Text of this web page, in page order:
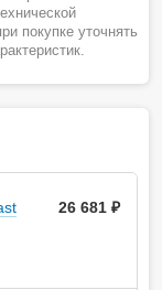
покупке уточнять
26 681 ₽